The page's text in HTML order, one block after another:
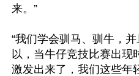
来。”
“我们学会驯马、驯牛，
以，当牛仔竞技比赛出现
激发出来了，我们这些年